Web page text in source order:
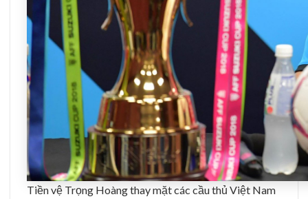
Tiền vệ Trọng Hoàng thay mặt các cầu thủ Việt Nam